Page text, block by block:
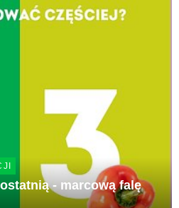
- marcową falę